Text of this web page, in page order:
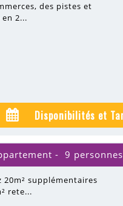
des pistes et
2...
Disponibilités et
9 personnes
20m² supplémentaires
rete...